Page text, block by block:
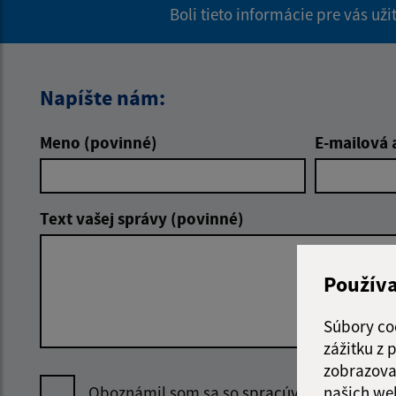
Súbory
zážitku z
Boli tieto informácie pre vás
Napíšte nám:
Meno (povinné) E-mailová
Text vašej správy (povinné)